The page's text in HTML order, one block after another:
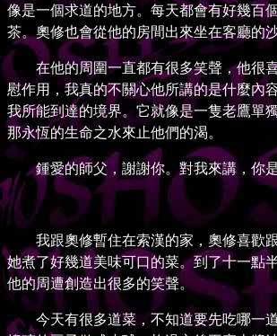
像是一個求道的地方。每天都會有好幾百
茶。奧修也會從他的房間出來坐在客廳的
在他的周圍一直都有很多笑聲，他很喜
慰作用，我真的不關心他所講的是什麼內
我所能到達的境界。它就像是一隻老鷹單
那永恆的生命之水來止他們的渴。
鍾愛的師父，謝謝你。對我來講，你是
我跟奧修暫住在索漢的家，奧修喜歡跟
她煮了好幾道美味可口的菜。到了十一點
他的周遭創造出很多的笑聲。
今天有很多道菜，不知道要先吃哪一道